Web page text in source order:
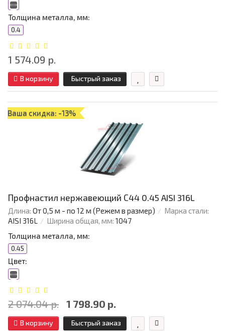
Толщина металла, мм:
0.4
1 574.09 р.
В корзину Быстрый заказ
Ваша скидка: -13%
Профнастил нержавеющий С44 0.45 AISI 316L
Длина: От 0,5 м - по 12 м (Режем в размер)
Марка стали:
AISI 316L
Ширина общая, мм: 1047
Толщина металла, мм:
0.45
Цвет:
2 074.04 р. 1 798.90 р.
В корзину Быстрый заказ